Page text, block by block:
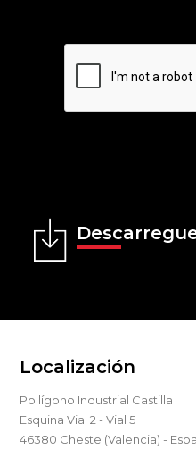
Localización
Pollígono Industrial Castilla
Esquina Vial 2 - Vial 5
46380 Cheste (Valencia) -